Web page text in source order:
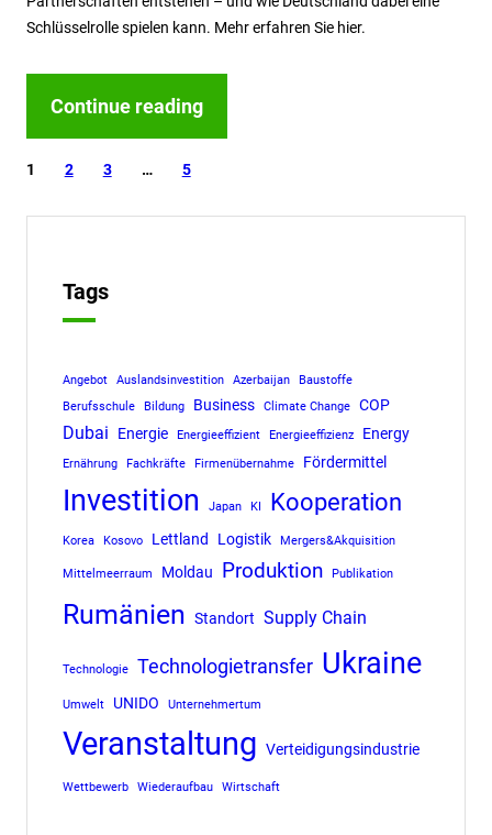
Schlüsselrolle spielen kann. Mehr erfahren Sie hier.
Continue reading
1 2 3 … 5
Tags
Angebot Auslandsinvestition Azerbaijan
Baustoffe
Berufsschule
Bildung Business Climate Change COP
Dubai Energie Energieeffizient Energieeffizienz Energy
Ernährung Fachkräfte Firmenübernahme Fördermittel
Investition Japan KI Kooperation
Korea Kosovo Lettland Logistik Mergers&Akquisition
Mittelmeerraum Moldau Produktion Publikation
Rumänien Standort Supply Chain
Technologie Technologietransfer Ukraine
Umwelt UNIDO Unternehmertum
Veranstaltung Verteidigungsindustrie
Wettbewerb Wiederaufbau Wirtschaft